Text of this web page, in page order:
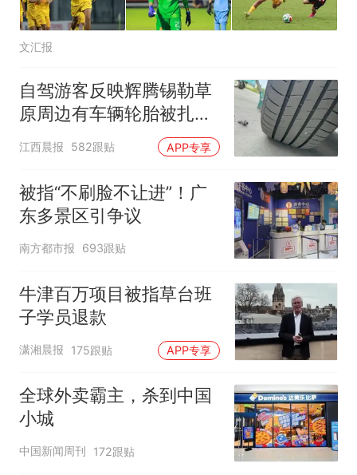
文汇报
自驾游客反映辉腾锡勒草
原周边有车辆轮胎被扎，
修理店铺换胎价格高达千
元，官方发布情况通报
江西晨报 582跟贴 APP专享
被指“不刷脸不让进”！广
东多景区引争议
南方都市报 693跟贴
牛津百万项目被指草台班
子学员退款
潇湘晨报 175跟贴 APP专享
全球外卖霸主，杀到中国
小城
中国新闻周刊 172跟贴